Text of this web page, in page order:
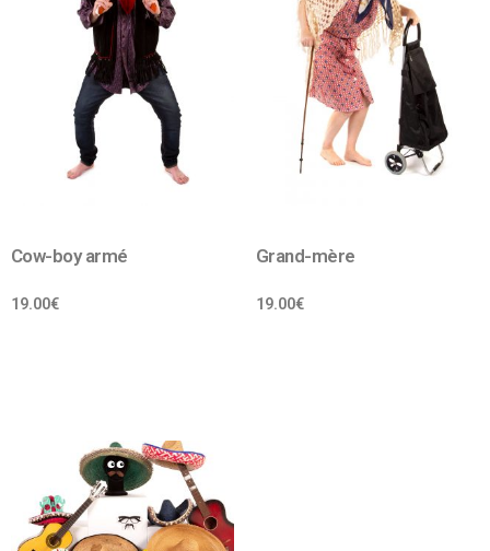
Cow-boy armé
19.00€
Grand-mère
19.00€